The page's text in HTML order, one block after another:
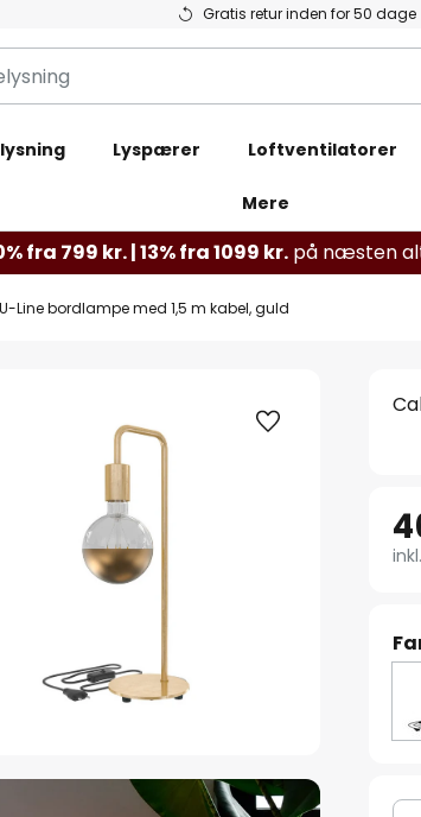
Gratis retur inden for 50 dage
Lyspærer Loftventilatorer
Mere
fra 799 kr. | 13% fra 1099 kr. på næsten
Line bordlampe med 1,5 m kabel, guld